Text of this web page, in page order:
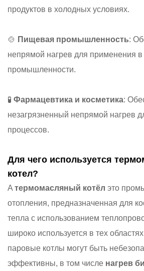
продуктов в холодных условиях.
🍲 Пищевая промышленность:
непрямой нагрев для применения
промышленности.
🧪 Фармацевтика и косметика:
незагрязненный непрямой нагрев
процессов.
Для чего используется
котел?
A термомасляный котёл это
отопления, предназначенная для
тепла с использованием
широко используется в тех
паровые котлы могут быть
эффективны, в том числе нагрев